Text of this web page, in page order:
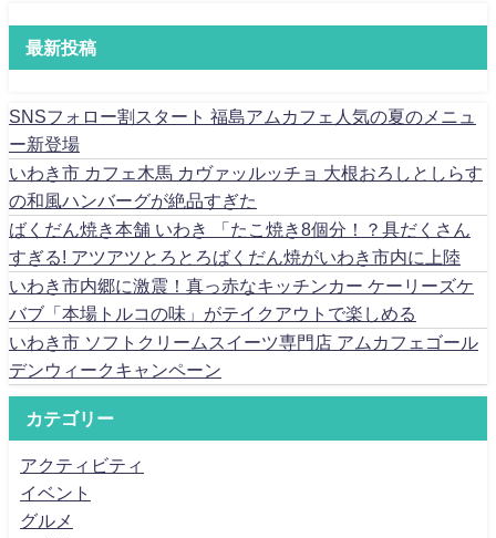
最新投稿
SNSフォロー割スタート 福島アムカフェ人気の夏のメニュ
ー新登場
いわき市 カフェ木馬 カヴァッルッチョ 大根おろしとしらす
の和風ハンバーグが絶品すぎた
ばくだん焼き本舗 いわき 「たこ焼き8個分！？具だくさん
すぎる! アツアツとろとろばくだん焼がいわき市内に上陸
いわき市内郷に激震！真っ赤なキッチンカー ケーリーズケ
バブ「本場トルコの味」がテイクアウトで楽しめる
いわき市 ソフトクリームスイーツ専門店 アムカフェゴール
デンウィークキャンペーン
カテゴリー
アクティビティ
イベント
グルメ